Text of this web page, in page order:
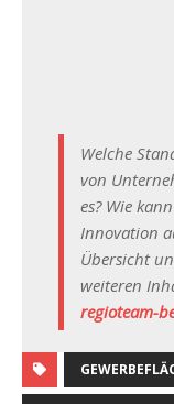
Welche
von
es? Wie
Innovation
Übersicht
weiteren
regioteam-